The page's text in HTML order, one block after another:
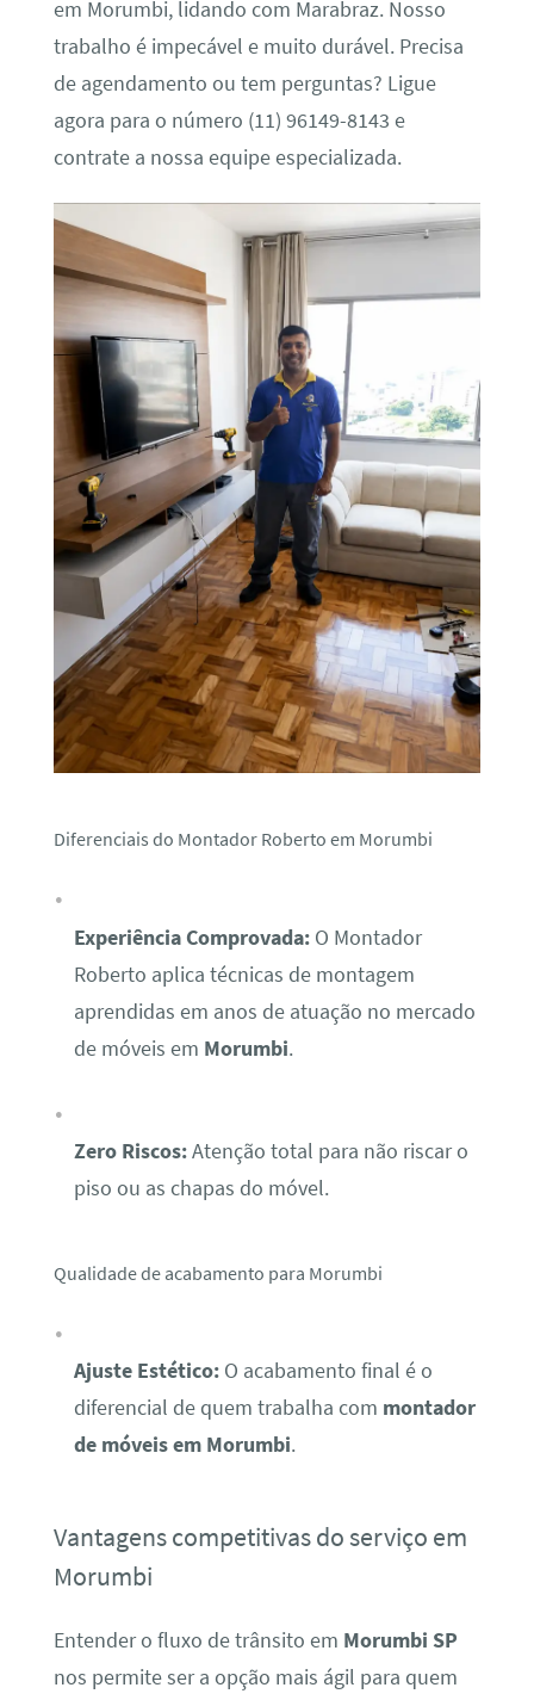
em Morumbi, lidando com Marabraz. Nosso
trabalho é impecável e muito durável. Precisa
de agendamento ou tem perguntas? Ligue
agora para o número (11) 96149-8143 e
contrate a nossa equipe especializada.
Diferenciais do Montador Roberto em Morumbi
Experiência Comprovada:O Montador
Roberto aplica técnicas de montagem
aprendidas em anos de atuação no mercado
de móveis em Morumbi.
Zero Riscos:Atenção total para não riscar o
piso ou as chapas do móvel.
Qualidade de acabamento para Morumbi
Ajuste Estético:O acabamento final é o
diferencial de quem trabalha com montador
de móveis em Morumbi.
Vantagens competitivas do serviço em
Morumbi
Entender o fluxo de trânsito em Morumbi SP
nos permite ser a opção mais ágil para quem